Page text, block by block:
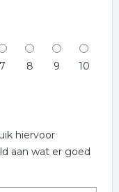
7 8 9 10
hiervoor
aan wat er goed